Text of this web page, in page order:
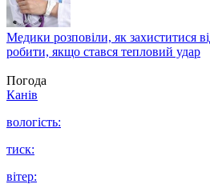
Медики розповіли, як захиститися
робити, якщо стався тепловий удар
Погода
Канів
вологість:
тиск:
вітер: